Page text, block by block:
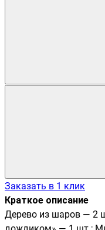
Заказать в 1 клик
Краткое описание
Дерево из шаров — 2